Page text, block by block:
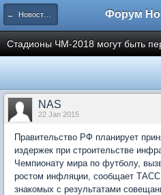
← Новости рынка недвижимости
Стадионы ЧМ-2018 могут быть
NAS
22 Jan 2015
Правительство РФ планирует
издержек при строительстве
Чемпионату мира по футболу,
ростом инфляции, сообщает ТАСС
знакомых с результатами